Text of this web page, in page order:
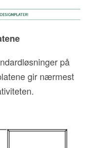
på
gir nærmest